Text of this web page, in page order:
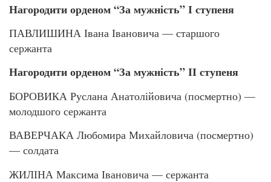
Нагородити орденом “За мужність” І ступеня
ПАВЛИШИНА Івана Івановича — старшого
сержанта
Нагородити орденом “За мужність” ІІ ступеня
БОРОВИКА Руслана Анатолійовича (посмертно) —
молодшого сержанта
ВАВЕРЧАКА Любомира Михайловича (посмертно)
— солдата
ЖИЛІНА Максима Івановича — сержанта